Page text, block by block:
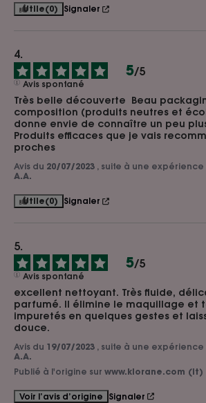
Utile(0) Signaler
5/5
Avis spontané
Très belle découverte  Beau
composition (produits neutres et
donne envie de connaître un peu
Produits efficaces que je vais
proches
Avis du 20/07/2023 , suite à une expérience
A.A.
Utile(0) Signaler
5/5
Avis spontané
excellent nettoyant. Très fluide,
parfumé. Il élimine le maquillage et
impuretés en quelques gestes et
douce.
Avis du 19/07/2023 , suite à une expérience
A.A.
Publié à l'origine sur www.klorane.com (it)
Voir l’avis d’origine Signaler